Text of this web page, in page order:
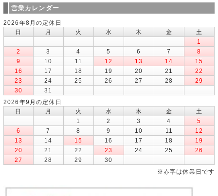
営業カレンダー
2026年8月の定休日
日
月 火 水 木 金
土
1
2
3 4 5 6 7
8
9
10 11 12 13 14
15
16
17 18 19 20 21
22
23
24 25 26 27 28
29
30
31
2026年9月の定休日
日
月 火 水 木 金
土
1
2 3 4
5
6
7 8 9 10 11
12
13
14 15 16 17 18
19
20
21 22 23 24 25
26
27
28 29
30
※赤字は休業日です